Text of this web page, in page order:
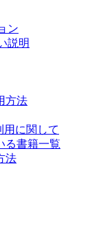
ン
説明
方法
用に関して
る書籍一覧
法